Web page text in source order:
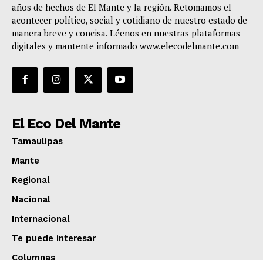
años de hechos de El Mante y la región. Retomamos el
acontecer político, social y cotidiano de nuestro estado de
manera breve y concisa. Léenos en nuestras plataformas
digitales y mantente informado www.elecodelmante.com
El Eco Del Mante
Tamaulipas
Mante
Regional
Nacional
Internacional
Te puede interesar
Columnas